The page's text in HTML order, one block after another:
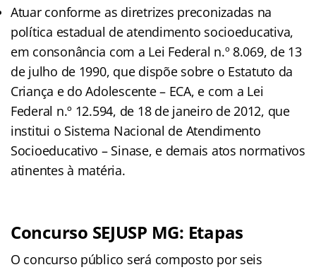
Atuar conforme as diretrizes preconizadas na
política estadual de atendimento socioeducativa,
em consonância com a Lei Federal n.º 8.069, de 13
de julho de 1990, que dispõe sobre o Estatuto da
Criança e do Adolescente – ECA, e com a Lei
Federal n.º 12.594, de 18 de janeiro de 2012, que
institui o Sistema Nacional de Atendimento
Socioeducativo – Sinase, e demais atos normativos
atinentes à matéria.
Concurso SEJUSP MG: Etapas
O concurso público será composto por seis